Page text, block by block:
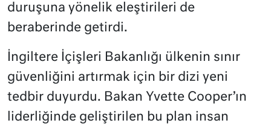
duruşuna yönelik eleştirileri de
beraberinde getirdi.
İngiltere İçişleri Bakanlığı ülkenin sınır
güvenliğini artırmak için bir dizi yeni
tedbir duyurdu. Bakan Yvette Cooper’ın
liderliğinde geliştirilen bu plan insan